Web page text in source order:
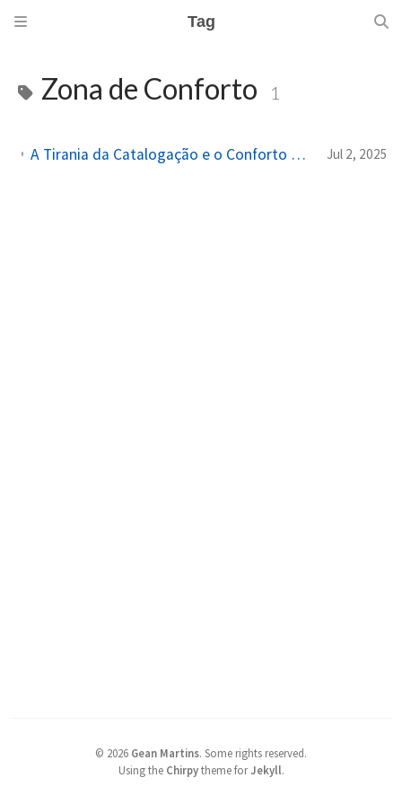
Tag
Zona de Conforto 1
A Tirania da Catalogação e o Conforto do Caos: Uma Provocação sobre Nossas Contradições Jul 2, 2025
© 2026 Gean Martins. Some rights reserved.
Using the Chirpytheme forJekyll.